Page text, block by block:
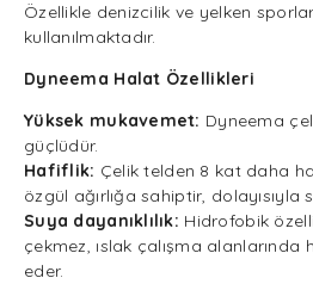
Özellikle denizcilik ve yelken
kullanılmaktadır.
Dyneema Halat Özellikleri
Yüksek mukavemet: Dyneema
güçlüdür.
Hafiflik: Çelik telden 8 kat daha
özgül ağırlığa sahiptir, dolayısıyla
Suya dayanıklılık: Hidrofobik
çekmez, ıslak çalışma
eder.